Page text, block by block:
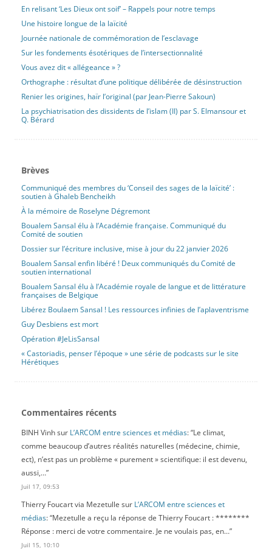
En relisant ‘Les Dieux ont soif’ – Rappels pour notre temps
Une histoire longue de la laïcité
Journée nationale de commémoration de l’esclavage
Sur les fondements ésotériques de l’intersectionnalité
Vous avez dit « allégeance » ?
Orthographe : résultat d’une politique délibérée de désinstruction
Renier les origines, haïr l’original (par Jean-Pierre Sakoun)
La psychiatrisation des dissidents de l’islam (II) par S. Elmansour et
Q. Bérard
Brèves
Communiqué des membres du ‘Conseil des sages de la laïcité’ :
soutien à Ghaleb Bencheikh
À la mémoire de Roselyne Dégremont
Boualem Sansal élu à l’Académie française. Communiqué du
Comité de soutien
Dossier sur l’écriture inclusive, mise à jour du 22 janvier 2026
Boualem Sansal enfin libéré ! Deux communiqués du Comité de
soutien international
Boualem Sansal élu à l’Académie royale de langue et de littérature
françaises de Belgique
Libérez Boulaem Sansal ! Les ressources infinies de l’aplaventrisme
Guy Desbiens est mort
Opération #JeLisSansal
« Castoriadis, penser l’époque » une série de podcasts sur le site
Hérétiques
Commentaires récents
BINH Vinhsur L’ARCOM entre sciences et médias: “Le climat,
comme beaucoup d’autres réalités naturelles (médecine, chimie,
ect), n’est pas un problème « purement » scientifique: il est devenu,
aussi,…”
Juil 17, 09:53
Thierry Foucart via Mezetulle sur L’ARCOM entre sciences et
médias: “Mezetulle a reçu la réponse de Thierry Foucart : ********
Réponse : merci de votre commentaire. Je ne voulais pas, en…”
Juil 15, 10:10